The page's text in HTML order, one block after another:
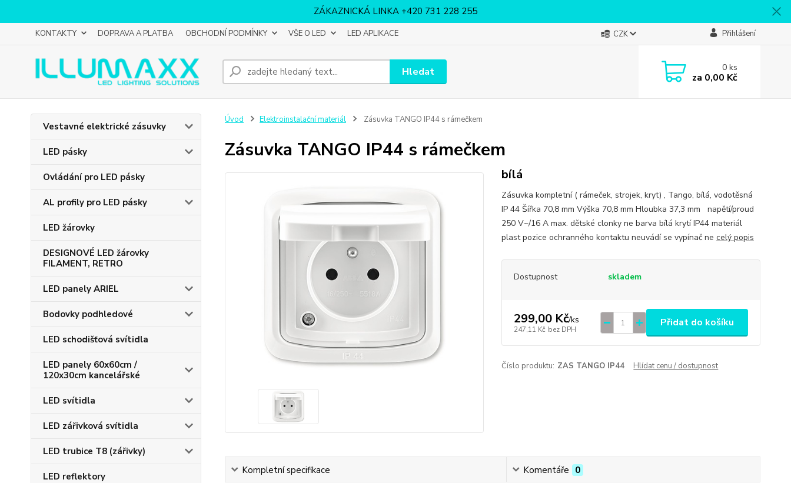
ZÁKAZNICKÁ LINKA +420 731 228 255
KONTAKTY DOPRAVA A PLATBA OBCHODNÍ PODMÍNKY VŠE O LED LED APLIKACE CZK Přihlášení
Hledat 0ks
za 0,00 Kč
Vestavné elektrické zásuvky
LED pásky
Ovládání pro LED pásky
AL profily pro LED pásky
LED žárovky
DESIGNOVÉ LED žárovky
FILAMENT, RETRO
LED panely ARIEL
Bodovky podhledové
LED schodišťová svítidla
LED panely 60x60cm /
120x30cm kancelářské
LED svítidla
LED zářivková svítidla
LED trubice T8 (zářivky)
LED reflektory
Úvod Elektroinstalační materiál Zásuvka TANGO IP44 s rámečkem
Zásuvka TANGO IP44 s rámečkem
bílá
Zásuvka kompletní ( rámeček, strojek, kryt) , Tango, bílá, vodotěsná
IP 44 Šířka 70,8 mm Výška 70,8 mm Hloubka 37,3 mm napětí/proud
250 V~/16 A max. dětské clonky ne barva bílá krytí IP44 materiál
plast pozice ochranného kontaktu neuvádí se vypínač ne celý popis
Dostupnost skladem
299,00 Kč/ks
247,11 Kč bez DPH
Přidat do košíku
Číslo produktu: ZAS TANGO IP44 Hlídat cenu / dostupnost
Kompletní specifikace Komentáře 0